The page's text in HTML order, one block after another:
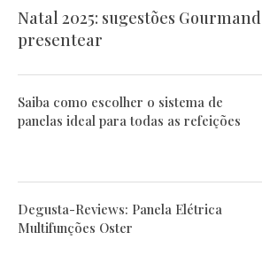
Natal 2025: sugestões
presentear
Saiba como escolher o sistema de
panelas ideal para todas as refeições
Degusta-Reviews: Panela Elétrica
Multifunções Oster